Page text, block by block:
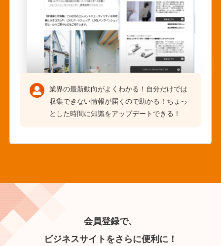
業界の最新動向がよくわかる！自分だけでは
収集できない情報が届くので助かる！ちょっ
とした時間に知識をアップデートできる！
会員登録で、
ビジネスサイトをさらに便利に！